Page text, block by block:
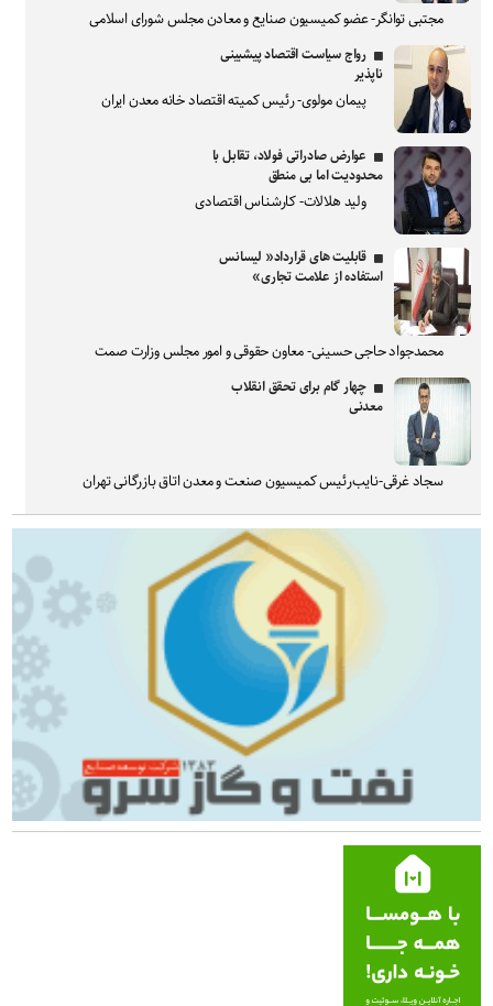
مجتبی توانگر- عضو کمیسیون صنایع و معادن مجلس شورای اسلامی
رواج سیاست اقتصاد پیشبینی
ناپذیر
پیمان مولوی- رئیس کمیته اقتصاد خانه معدن ایران
عوارض صادراتی فولاد، تقابل با
محدودیت اما بی منطق
ولید هلالات- کارشناس اقتصادی
قابلیت های قرارداد« لیسانس
استفاده از علامت تجاری»
محمدجواد حاجی حسینی- معاون حقوقی و امور مجلس وزارت صمت
چهار گام برای تحقق انقلاب
معدنی
سجاد غرقی-نایب‌رئیس کمیسیون صنعت و معدن اتاق بازرگانی تهران